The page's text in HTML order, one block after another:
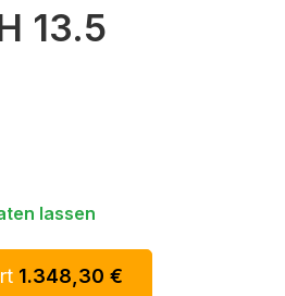
13.5
lassen
1.348,30 €